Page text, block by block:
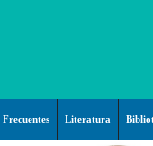
Literatura